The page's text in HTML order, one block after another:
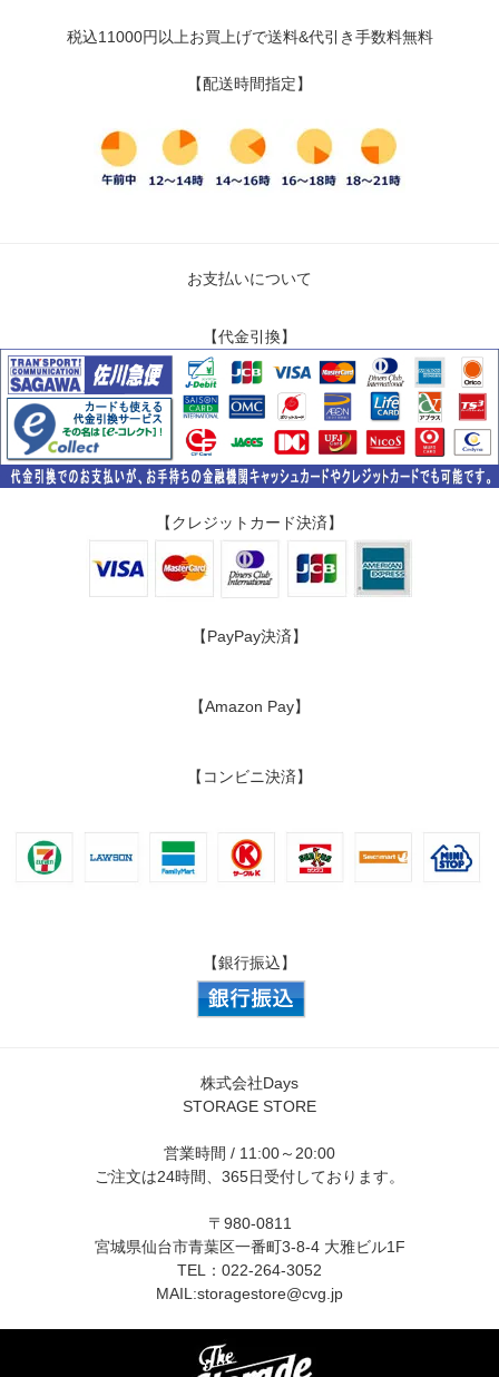
税込11000円以上お買上げで送料&代引き手数料無料
【配送時間指定】
お支払いについて
【代金引換】
【クレジットカード決済】
【PayPay決済】
【Amazon Pay】
【コンビニ決済】
【銀行振込】
株式会社Days
STORAGE STORE
営業時間 / 11:00～20:00
ご注文は24時間、365日受付しております。
〒980-0811
宮城県仙台市青葉区一番町3-8-4 大雅ビル1F
TEL：022-264-3052
MAIL:storagestore@cvg.jp